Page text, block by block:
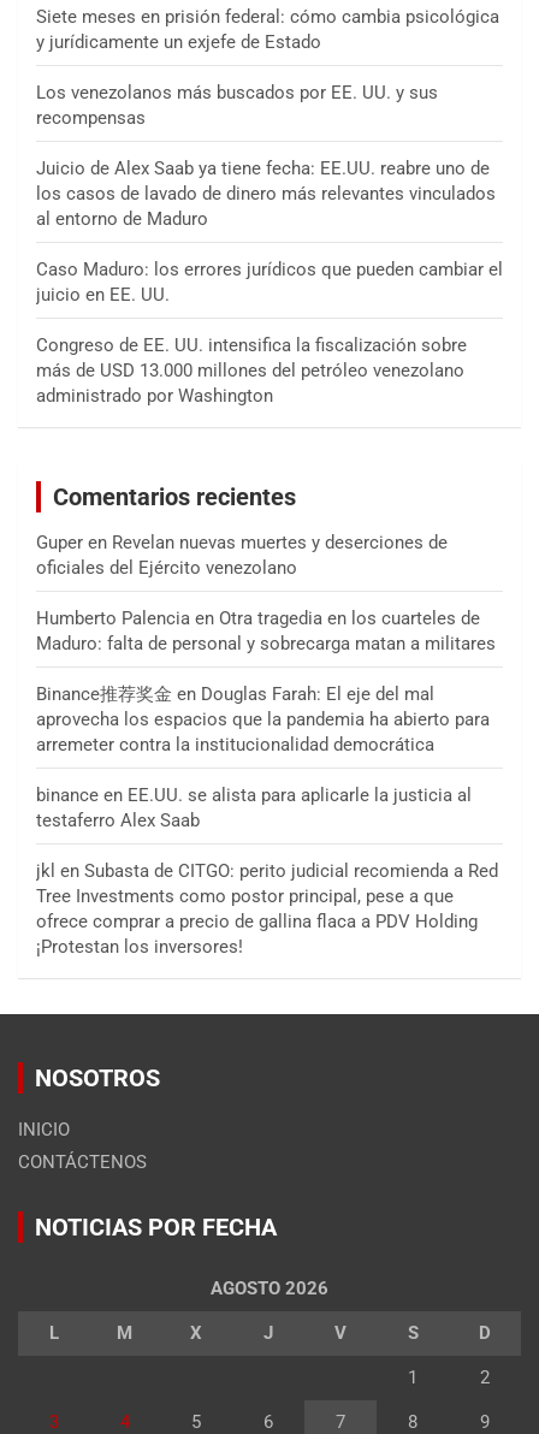
Siete meses en prisión federal: cómo cambia psicológica
y jurídicamente un exjefe de Estado
Los venezolanos más buscados por EE. UU. y sus
recompensas
Juicio de Alex Saab ya tiene fecha: EE.UU. reabre uno de
los casos de lavado de dinero más relevantes vinculados
al entorno de Maduro
Caso Maduro: los errores jurídicos que pueden cambiar el
juicio en EE. UU.
Congreso de EE. UU. intensifica la fiscalización sobre
más de USD 13.000 millones del petróleo venezolano
administrado por Washington
Comentarios recientes
Guper en Revelan nuevas muertes y deserciones de
oficiales del Ejército venezolano
Humberto Palencia en Otra tragedia en los cuarteles de
Maduro: falta de personal y sobrecarga matan a militares
Binance推荐奖金 en Douglas Farah: El eje del mal
aprovecha los espacios que la pandemia ha abierto para
arremeter contra la institucionalidad democrática
binance en EE.UU. se alista para aplicarle la justicia al
testaferro Alex Saab
jkl en Subasta de CITGO: perito judicial recomienda a Red
Tree Investments como postor principal, pese a que
ofrece comprar a precio de gallina flaca a PDV Holding
¡Protestan los inversores!
NOSOTROS
INICIO
CONTÁCTENOS
NOTICIAS POR FECHA
AGOSTO 2026
L M X J V S D
1 2
3 4 5 6 7 8 9